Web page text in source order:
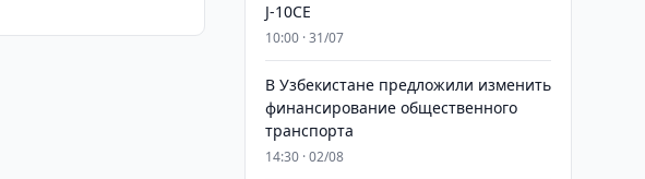
J-10CE
10:00 · 31/07
В Узбекистане предложили изменить
финансирование общественного
транспорта
14:30 · 02/08